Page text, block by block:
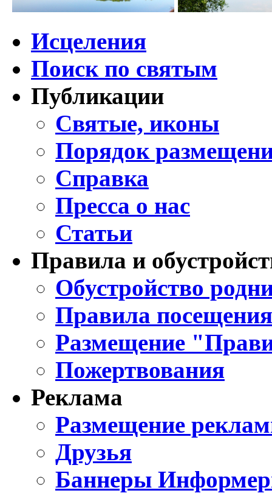
Исцеления
Поиск по святым
Публикации
Святые, иконы
Порядок
Справка
Пресса о нас
Статьи
Правила и
Обустройство
Правила
Размещение
Пожертвования
Реклама
Размещение
Друзья
Баннеры